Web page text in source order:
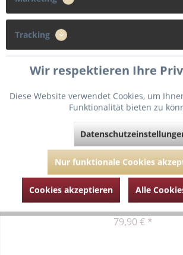
Marie Jo L'Aventure “Tom“ Nicht
"Tom" hat eine perfekte Passform und
Shapewear und ultimativem Komfort Der
Cupnähte gefertigt Der vorgeformte Stoff
79,90 € *
Tracking
Wir respektieren Ihre
Diese Website verwendet Cookies, um
Funktionalität bieten zu
Nur funktionale Cookies
Cookies akzeptieren Alle